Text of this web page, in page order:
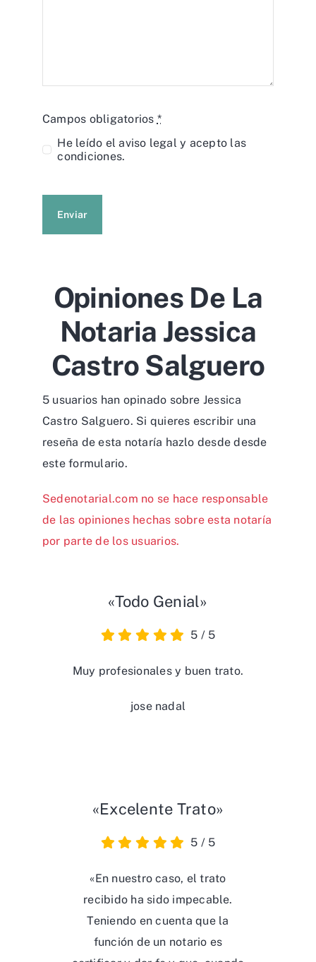
Campos obligatorios *
He leído elaviso legal y acepto las
condiciones.
Enviar
Opiniones De La
Notaria Jessica
Castro Salguero
5 usuarios han opinado sobre Jessica
Castro Salguero. Si quieres escribir una
reseña de esta notaría hazlo desde desde
este formulario.
Sedenotarial.com no se hace responsable
de las opiniones hechas sobre esta notaría
por parte de los usuarios.
«Todo Genial»
5 / 5
Muy profesionales y buen trato.
jose nadal
«Excelente Trato»
5 / 5
«En nuestro caso, el trato
recibido ha sido impecable.
Teniendo en cuenta que la
función de un notario es